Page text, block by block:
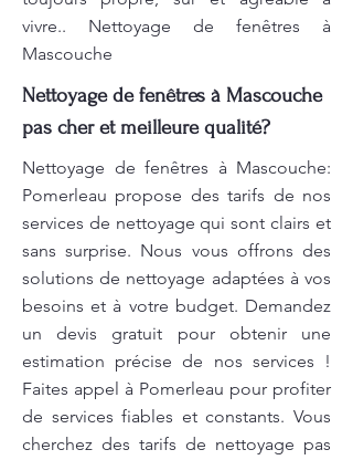
vivre.. Nettoyage de fenêtres à
Mascouche
Nettoyage de fenêtres à Mascouche
pas cher et meilleure qualité?
Nettoyage de fenêtres à Mascouche:
Pomerleau propose des tarifs de nos
services de nettoyage qui sont clairs et
sans surprise. Nous vous offrons des
solutions de nettoyage adaptées à vos
besoins et à votre budget. Demandez
un devis gratuit pour obtenir une
estimation précise de nos services !
Faites appel à Pomerleau pour profiter
de services fiables et constants. Vous
cherchez des tarifs de nettoyage pas